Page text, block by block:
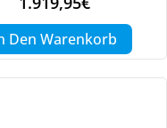
Den Warenkorb